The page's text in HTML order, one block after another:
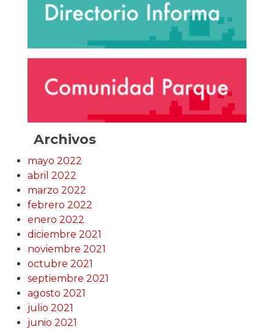
Archivos
mayo 2022
abril 2022
marzo 2022
febrero 2022
enero 2022
diciembre 2021
noviembre 2021
octubre 2021
septiembre 2021
agosto 2021
julio 2021
junio 2021